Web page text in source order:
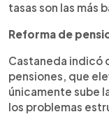
tasas son las más
Reforma de
Castaneda indicó
pensiones, que
únicamente sube
los problemas